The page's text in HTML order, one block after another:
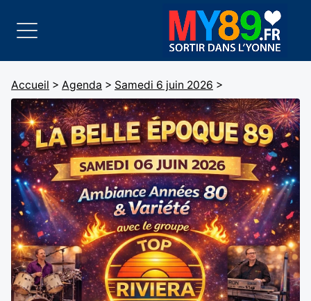
Accueil > Agenda > Samedi 6 juin 2026 >